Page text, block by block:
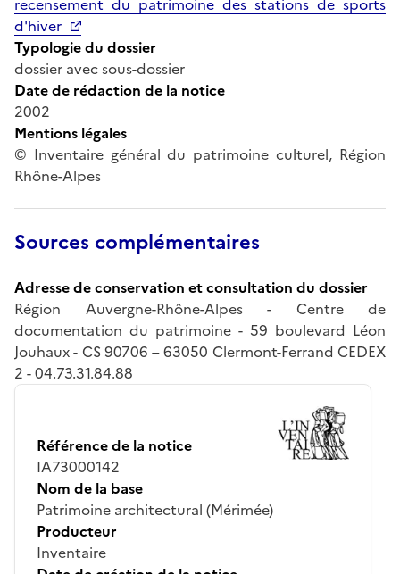
d'hiver
Typologie du dossier
dossier avec sous-dossier
Date de rédaction de la notice
2002
Mentions légales
© Inventaire général du patrimoine culturel, Région
Rhône-Alpes
Sources complémentaires
Adresse de conservation et consultation du dossier
Région Auvergne-Rhône-Alpes - Centre de
documentation du patrimoine - 59 boulevard Léon
Jouhaux - CS 90706 – 63050 Clermont-Ferrand CEDEX
2 - 04.73.31.84.88
Référence de la notice
IA73000142
Nom de la base
Patrimoine architectural (Mérimée)
Producteur
Inventaire